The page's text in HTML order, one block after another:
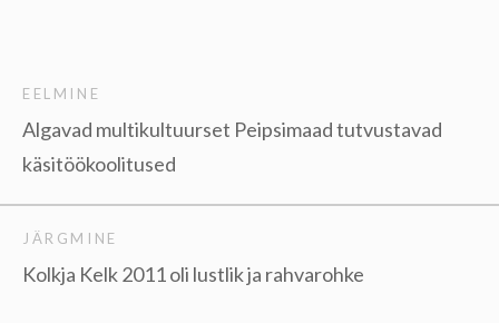
EELMINE
Algavad multikultuurset Peipsimaad tutvustavad
käsitöökoolitused
JÄRGMINE
Kolkja Kelk 2011 oli lustlik ja rahvarohke